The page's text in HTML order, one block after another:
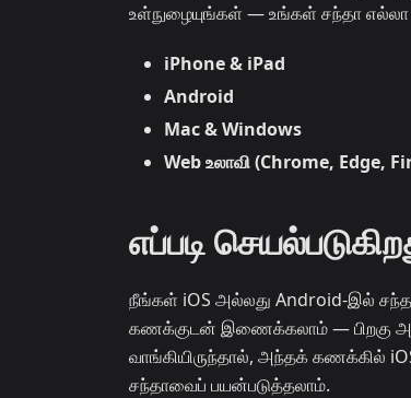
உள்நுழையுங்கள் — உங்கள் சந்தா எல்லா
iPhone & iPad
Android
Mac & Windows
Web உலாவி (Chrome, Edge,
எப்படி
நீங்கள் iOS அல்லது Android-இல்
கணக்குடன் இணைக்கலாம் — பிறகு
வாங்கியிருந்தால், அந்தக் கணக்கில்
சந்தாவைப் பயன்படுத்தலாம்.